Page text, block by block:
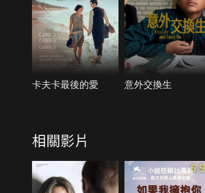
卡夫卡最後的愛 意外交換生
相關影片
5.5